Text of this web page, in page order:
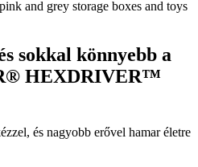
sokkal könnyebb a
HEXDRIVER™
és nagyobb erővel hamar életre